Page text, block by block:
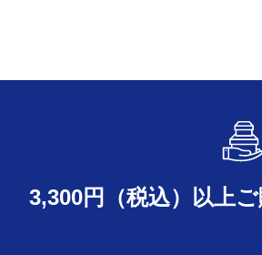
3,300円（税込）以上